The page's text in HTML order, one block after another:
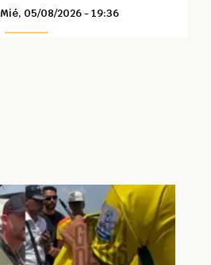
Mié, 05/08/2026 - 19:36